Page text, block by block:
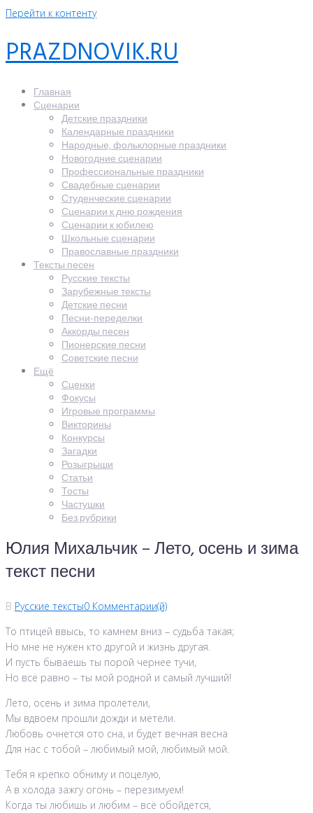
Перейти к контенту
PRAZDNOVIK.RU
Главная
Сценарии
Детские праздники
Календарные праздники
Народные, фольклорные праздники
Новогодние сценарии
Профессиональные праздники
Свадебные сценарии
Студенческие сценарии
Сценарии к дню рождения
Сценарии к юбилею
Школьные сценарии
Православные праздники
Тексты песен
Русские тексты
Зарубежные тексты
Детские песни
Песни-переделки
Аккорды песен
Пионерские песни
Советские песни
Ещё
Сценки
Фокусы
Игровые программы
Викторины
Конкурсы
Загадки
Розыгрыши
Статьи
Тосты
Частушки
Без рубрики
Юлия Михальчик – Лето, осень и зима
текст песни
В Русские тексты0 Комментарии(й)
То птицей ввысь, то камнем вниз – судьба такая;
Но мне не нужен кто другой и жизнь другая.
И пусть бываешь ты порой чернее тучи,
Но всё равно – ты мой родной и самый лучший!
Лето, осень и зима пролетели,
Мы вдвоем прошли дожди и метели.
Любовь очнется ото сна, и будет вечная весна
Для нас с тобой – любимый мой, любимый мой.
Тебя я крепко обниму и поцелую,
А в холода зажгу огонь – перезимуем!
Когда ты любишь и любим – всё обойдется,